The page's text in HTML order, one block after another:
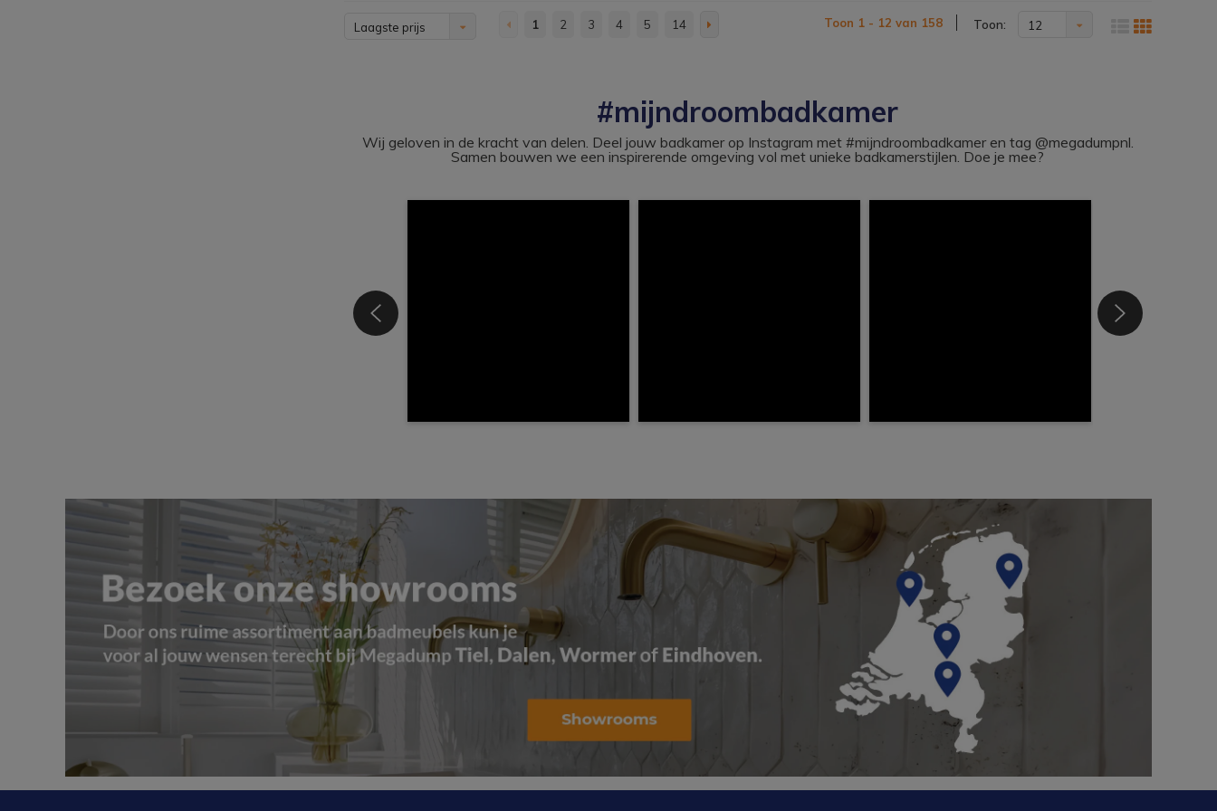
Laagste prijs 1 2 3 4 5 14 Toon 1 - 12 van 158 Toon: 12
#mijndroombadkamer
Wij geloven in de kracht van delen. Deel jouw badkamer op Instagram met #mijndroombadkamer en tag @megadumpnl.
Samen bouwen we een inspirerende omgeving vol met unieke badkamerstijlen. Doe je mee?